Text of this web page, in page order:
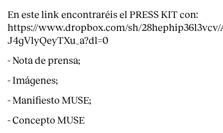
En este link encontraréis el PRESS KIT con:
https://www.dropbox.com/sh/
J4gVlyQeyTXu_a?dl=0
- Nota de prensa;
- Imágenes;
- Manifiesto MUSE;
- Concepto MUSE